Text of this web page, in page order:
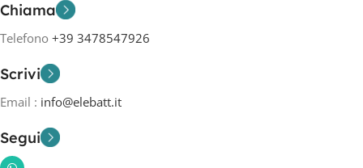
Chiama
Telefono +39 3478547926
Scrivi
Email : info@elebatt.it
Segui